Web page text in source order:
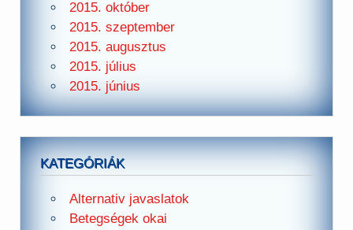
2015. október
2015. szeptember
2015. augusztus
2015. július
2015. június
KATEGÓRIÁK
Alternativ javaslatok
Betegségek okai